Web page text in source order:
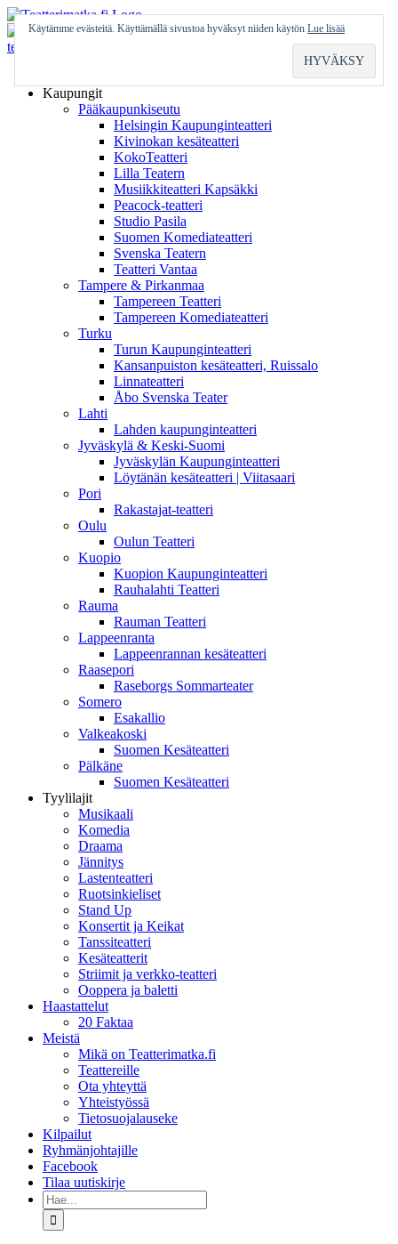
Skip
to
content
Kaupungit
Pääkaupunkiseutu
Helsingin Kaupunginteatteri
Kivinokan kesäteatteri
KokoTeatteri
Lilla Teatern
Musiikkiteatteri Kapsäkki
Peacock-teatteri
Studio Pasila
Suomen Komediateatteri
Svenska Teatern
Teatteri Vantaa
Tampere & Pirkanmaa
Tampereen Teatteri
Tampereen Komediateatteri
Turku
Turun Kaupunginteatteri
Kansanpuiston kesäteatteri, Ruissalo
Linnateatteri
Åbo Svenska Teater
Lahti
Lahden kaupunginteatteri
Jyväskylä & Keski-Suomi
Jyväskylän Kaupunginteatteri
Löytänän kesäteatteri | Viitasaari
Pori
Rakastajat-teatteri
Oulu
Oulun Teatteri
Kuopio
Kuopion Kaupunginteatteri
Rauhalahti Teatteri
Rauma
Rauman Teatteri
Lappeenranta
Lappeenrannan kesäteatteri
Raasepori
Raseborgs Sommarteater
Somero
Esakallio
Valkeakoski
Suomen Kesäteatteri
Pälkäne
Suomen Kesäteatteri
Tyylilajit
Musikaali
Komedia
Draama
Jännitys
Lastenteatteri
Ruotsinkieliset
Stand Up
Konsertit ja Keikat
Tanssiteatteri
Kesäteatterit
Striimit ja verkko-teatteri
Ooppera ja baletti
Haastattelut
20 Faktaa
Meistä
Mikä on Teatterimatka.fi
Teattereille
Ota yhteyttä
Yhteistyössä
Tietosuojalauseke
Kilpailut
Ryhmänjohtajille
Facebook
Tilaa uutiskirje
Etsi
...
Käytämme evästeitä. Käyttämällä sivustoa hyväksyt niiden käytön Lue lisää